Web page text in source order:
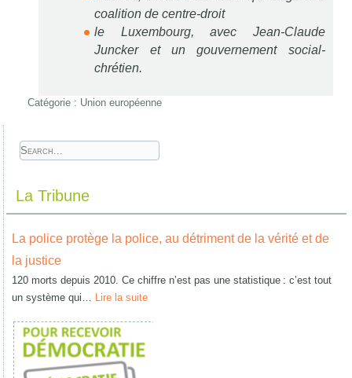
coalition de centre-droit
le Luxembourg, avec Jean-Claude
Juncker et un gouvernement social-
chrétien.
Catégorie : Union européenne
La Tribune
La police protège la police, au détriment de la vérité et de
la justice
120 morts depuis 2010. Ce chiffre n’est pas une statistique : c’est tout
un système qui… Lire la suite